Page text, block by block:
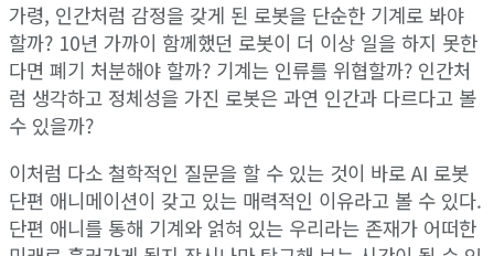
가령, 인간처럼 감정을 갖게 된 로봇을 단순한 기계로 봐야
할까? 10년 가까이 함께했던 로봇이 더 이상 일을 하지 못한
다면 폐기 처분해야 할까? 기계는 인류를 위협할까? 인간처
럼 생각하고 정체성을 가진 로봇은 과연 인간과 다르다고 볼
수 있을까?
이처럼 다소 철학적인 질문을 할 수 있는 것이 바로 AI 로봇
단편 애니메이션이 갖고 있는 매력적인 이유라고 볼 수 있다.
단편 애니를 통해 기계와 얽혀 있는 우리라는 존재가 어떠한